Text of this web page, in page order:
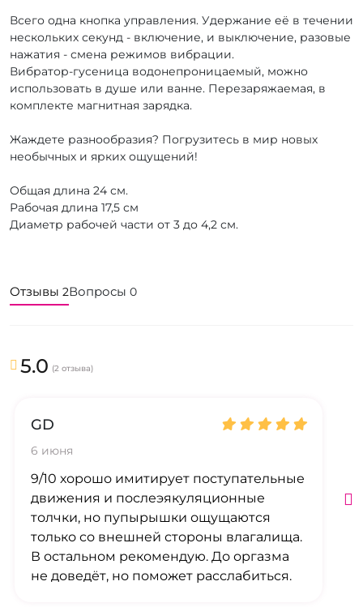
Всего одна кнопка управления. Удержание её в течении
нескольких секунд - включение, и выключение, разовые
нажатия - смена режимов вибрации.
Вибратор-гусеница водонепроницаемый, можно
использовать в душе или ванне. Перезаряжаемая, в
комплекте магнитная зарядка.
Жаждете разнообразия? Погрузитесь в мир новых
необычных и ярких ощущений!
Общая длина 24 см.
Рабочая длина 17,5 см
Диаметр рабочей части от 3 до 4,2 см.
Отзывы 2Вопросы 0
5.0 (2 отзыва)
GD
6 июня
9/10 хорошо имитирует поступательные
движения и послеэякуляционные
толчки, но пупырышки ощущаются
только со внешней стороны влагалища.
В остальном рекомендую. До оргазма
не доведёт, но поможет расслабиться.